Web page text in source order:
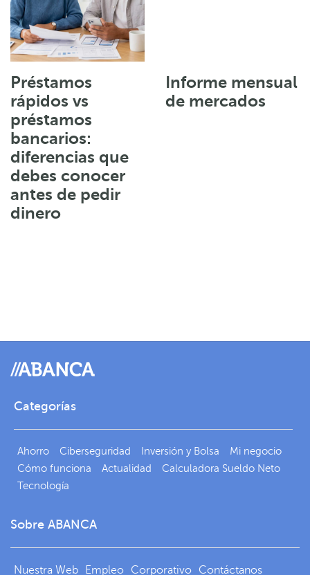
Préstamos
rápidos vs
préstamos
bancarios:
diferencias que
debes conocer
antes de pedir
dinero
Informe mensual
de mercados
Categorías
Ahorro Ciberseguridad Inversión y Bolsa
Mi negocio
Cómo funciona
Actualidad
Calculadora Sueldo Neto
Tecnología
Sobre ABANCA
Nuestra Web Empleo Corporativo Contáctanos